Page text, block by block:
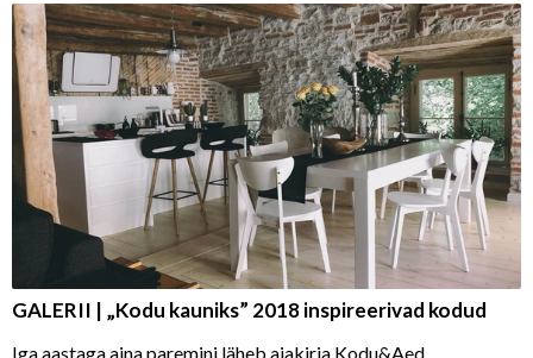
GALERII | „Kodu kauniks” 2018 inspireerivad kodud
Iga aastaga aina paremini läheb ajakirja Kodu&Aed